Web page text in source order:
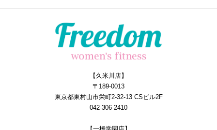
【久米川店】
〒189-0013
東京都東村山市栄町2-32-13 CSビル2F
042-306-2410